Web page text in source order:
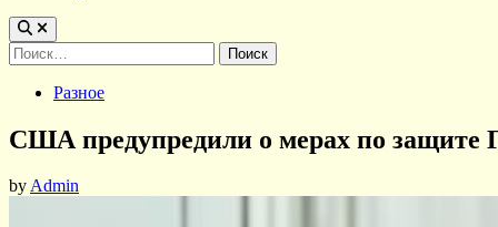
Найти:
PostedРазное
США предупредили о мерах по
byAdmin